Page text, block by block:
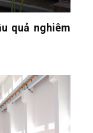
quả nghiêm